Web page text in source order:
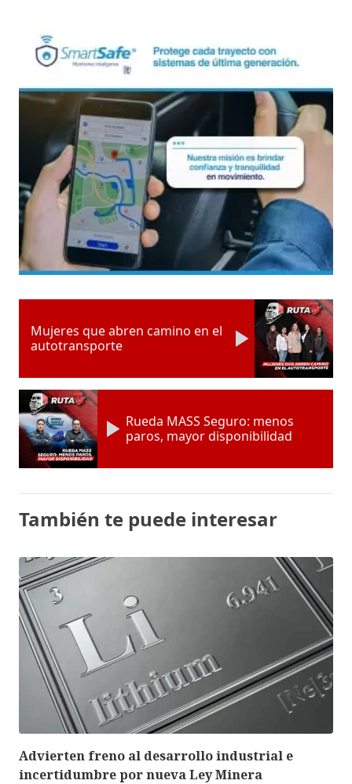
Mujeres que abren camino en el
autotransporte
Rueda MASS Seguro: menos
paros, mayor disponibilidad
También te puede interesar
Advierten freno al desarrollo industrial e
incertidumbre por nueva Ley Minera